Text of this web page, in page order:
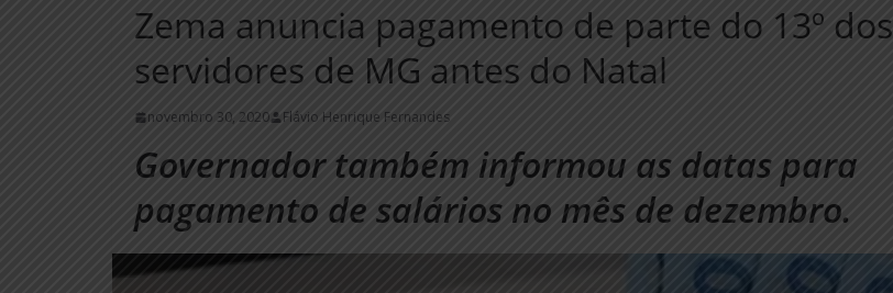
Zema anuncia pagamento de parte do 13º dos
servidores de MG antes do Natal
novembro 30, 2020 Flávio Henrique Fernandes
Governador também informou as datas para
pagamento de salários no mês de dezembro.